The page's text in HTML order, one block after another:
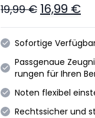
19,99 € 16,99 €
Sofortige
Passgenaue
rungen für Ihren
Noten flexibel
Rechtssicher und